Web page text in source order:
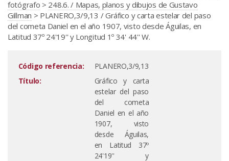
fotógrafo > 248.6. / Mapas, planos y dibujos de Gustavo
Gillman > PLANERO,3/9,13 / Gráfico y carta estelar del paso
del cometa Daniel en el año 1907, visto desde Águilas, en
Latitud 37º 24'19'' y Longitud 1º 34' 44'' W.
Código referencia:
PLANERO,3/9,13
Título:
Gráfico y carta
estelar del paso
del cometa
Daniel en el año
1907, visto
desde Águilas,
en Latitud 37º
24'19'' y